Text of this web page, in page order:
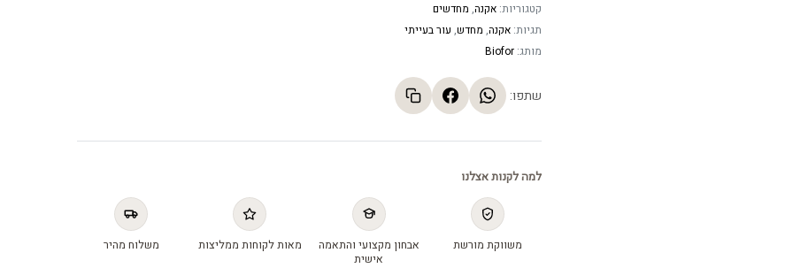
קטגוריות: אקנה, מחדשים
תגיות: אקנה, מחדש, עור בעייתי
מותג: Biofor
שתפו:
למה לקנות אצלנו
משווקת מורשת
אבחון מקצועי והתאמה
אישית
מאות לקוחות ממליצות משלוח מהיר